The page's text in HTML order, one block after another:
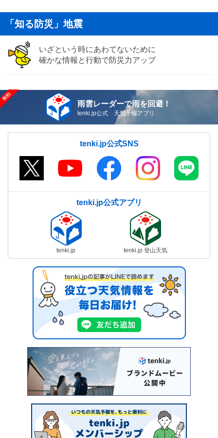
「知る防災」地震
いざという時にあわてないために
確かな情報と行動で防災力アップ
雨雲レーダーで雨を回避！
tenki.jp公式 天気予報アプリ
tenki.jp公式SNS
tenki.jp公式アプリ
tenki.jp tenki.jp 登山天気